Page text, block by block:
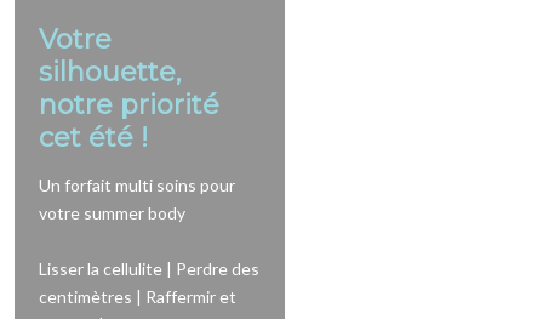
Votre
silhouette,
notre priorité
cet été !
Un forfait multi soins pour
votre summer body
Lisser la cellulite | Perdre des
centimètres | Raffermir et